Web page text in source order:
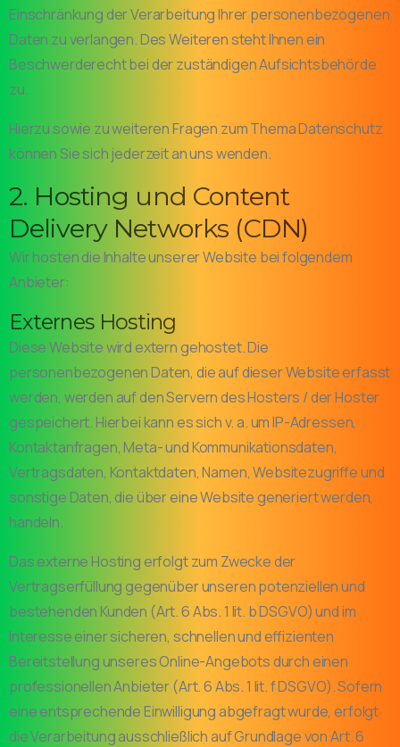
Einschränkung der Verarbeitung Ihrer personenbezogenen
Daten zu verlangen. Des Weiteren steht Ihnen ein
Beschwerderecht bei der zuständigen Aufsichtsbehörde
zu.
Hierzu sowie zu weiteren Fragen zum Thema Datenschutz
können Sie sich jederzeit an uns wenden.
2. Hosting und Content
Delivery Networks (CDN)
Wir hosten die Inhalte unserer Website bei folgendem
Anbieter:
Externes Hosting
Diese Website wird extern gehostet. Die
personenbezogenen Daten, die auf dieser Website erfasst
werden, werden auf den Servern des Hosters / der Hoster
gespeichert. Hierbei kann es sich v. a. um IP-Adressen,
Kontaktanfragen, Meta- und Kommunikationsdaten,
Vertragsdaten, Kontaktdaten, Namen, Websitezugriffe und
sonstige Daten, die über eine Website generiert werden,
handeln.
Das externe Hosting erfolgt zum Zwecke der
Vertragserfüllung gegenüber unseren potenziellen und
bestehenden Kunden (Art. 6 Abs. 1 lit. b DSGVO) und im
Interesse einer sicheren, schnellen und effizienten
Bereitstellung unseres Online-Angebots durch einen
professionellen Anbieter (Art. 6 Abs. 1 lit. f DSGVO). Sofern
eine entsprechende Einwilligung abgefragt wurde, erfolgt
die Verarbeitung ausschließlich auf Grundlage von Art. 6